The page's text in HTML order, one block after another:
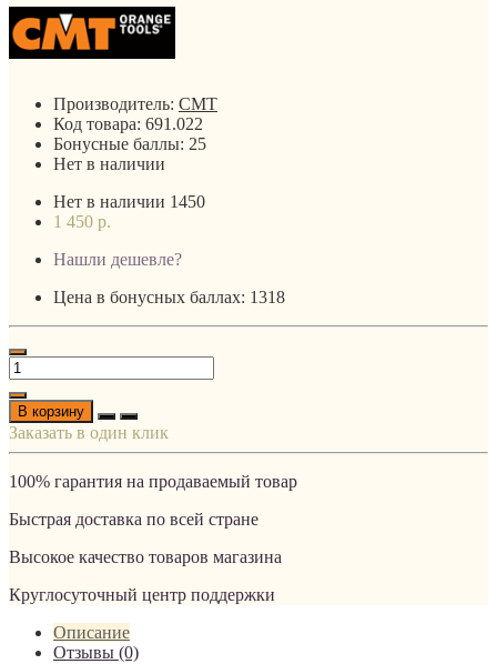
Производитель: CMT
Код товара: 691.022
Бонусные баллы: 25
Нет в наличии
Нет в наличии 1450
1 450 р.
Нашли дешевле?
Цена в бонусных баллах: 1318
В корзину
Заказать в один клик
100% гарантия на продаваемый товар
Быстрая доставка по всей стране
Высокое качество товаров магазина
Круглосуточный центр поддержки
Описание
Отзывы (0)